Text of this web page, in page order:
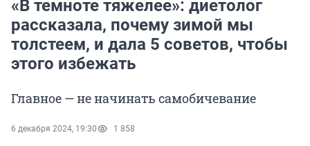
«В темноте тяжелее»: диетолог
рассказала, почему зимой мы
толстеем, и дала 5 советов, чтобы
этого избежать
Главное — не начинать самобичевание
6 декабря 2024, 19:30 1 858